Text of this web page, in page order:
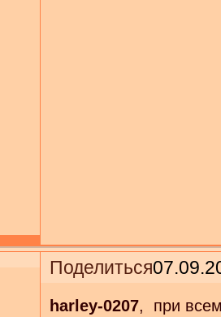
Поделиться
harley-0207, при